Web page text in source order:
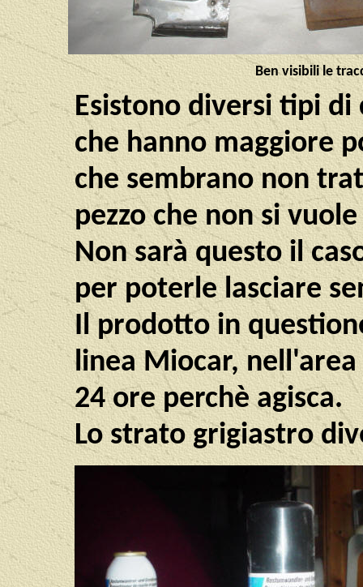
Ben visibili le
Esistono diversi tipi
che hanno maggiore
che sembrano non
pezzo che non si
Non sarà questo il
per poterle lasciare
Il prodotto in
linea Miocar,
24 ore perchè agisca.
Lo strato grigiastro